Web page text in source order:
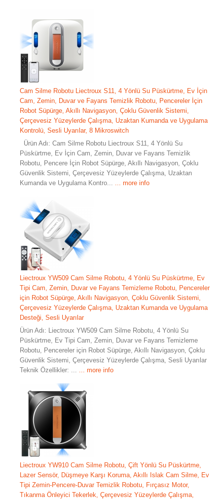
Cam Silme Robotu Liectroux S11, 4 Yönlü Su Püskürtme, Ev İçin
Cam, Zemin, Duvar ve Fayans Temizlik Robotu, Pencereler İçin
Robot Süpürge, Akıllı Navigasyon, Çoklu Güvenlik Sistemi,
Çerçevesiz Yüzeylerde Çalışma, Uzaktan Kumanda ve Uygulama
Kontrolü, Sesli Uyarılar, 8 Mikroswitch
Ürün Adı: Cam Silme Robotu Liectroux S11, 4 Yönlü Su
Püskürtme, Ev İçin Cam, Zemin, Duvar ve Fayans Temizlik
Robotu, Pencere İçin Robot Süpürge, Akıllı Navigasyon, Çoklu
Güvenlik Sistemi, Çerçevesiz Yüzeylerde Çalışma, Uzaktan
Kumanda ve Uygulama Kontro...
... more info
Liectroux YW509 Cam Silme Robotu, 4 Yönlü Su Püskürtme, Ev
Tipi Cam, Zemin, Duvar ve Fayans Temizleme Robotu, Pencereler
için Robot Süpürge, Akıllı Navigasyon, Çoklu Güvenlik Sistemi,
Çerçevesiz Yüzeylerde Çalışma, Uzaktan Kumanda ve Uygulama
Desteği, Sesli Uyarılar
Ürün Adı: Liectroux YW509 Cam Silme Robotu, 4 Yönlü Su
Püskürtme, Ev Tipi Cam, Zemin, Duvar ve Fayans Temizleme
Robotu, Pencereler için Robot Süpürge, Akıllı Navigasyon, Çoklu
Güvenlik Sistemi, Çerçevesiz Yüzeylerde Çalışma, Sesli Uyarılar
Teknik Özellikler: ...
... more info
Liectroux YW910 Cam Silme Robotu, Çift Yönlü Su Püskürtme,
Lazer Sensör, Düşmeye Karşı Koruma, Akıllı Islak Cam Silme, Ev
Tipi Zemin-Pencere-Duvar Temizlik Robotu, Fırçasız Motor,
Tıkanma Önleyici Tekerlek, Çerçevesiz Yüzeylerde Çalışma,